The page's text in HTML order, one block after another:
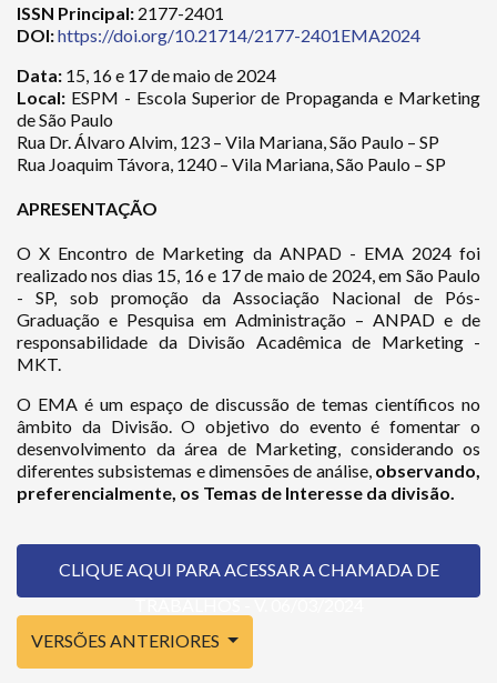
ISSN Principal: 2177-2401
DOI:https://doi.org/10.21714/2177-2401EMA2024
Data: 15, 16 e 17 de maio de 2024
Local: ESPM - Escola Superior de Propaganda e Marketing
de São Paulo
Rua Dr. Álvaro Alvim, 123 – Vila Mariana, São Paulo – SP
Rua Joaquim Távora, 1240 – Vila Mariana, São Paulo – SP
APRESENTAÇÃO
O X Encontro de Marketing da ANPAD - EMA 2024 foi
realizado nos dias 15, 16 e 17 de maio de 2024, em São Paulo
- SP, sob promoção da Associação Nacional de Pós-
Graduação e Pesquisa em Administração – ANPAD e de
responsabilidade da Divisão Acadêmica de Marketing -
MKT.
O EMA é um espaço de discussão de temas científicos no
âmbito da Divisão. O objetivo do evento é fomentar o
desenvolvimento da área de Marketing, considerando os
diferentes subsistemas e dimensões de análise,observando,
preferencialmente, os Temas de Interesse da divisão.
CLIQUE AQUI PARA ACESSAR A CHAMADA DE
TRABALHOS - V. 06/03/2024
VERSÕES ANTERIORES